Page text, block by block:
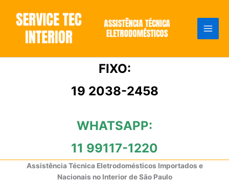
conteúdo
FIXO:
19 2038-2458
WHATSAPP:
11 99117-1220
Assistência Técnica Eletrodomésticos Importados e
Nacionais no Interior de São Paulo